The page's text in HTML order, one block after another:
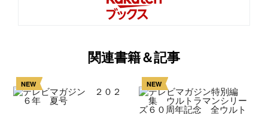
関連書籍＆記事
NEW NEW